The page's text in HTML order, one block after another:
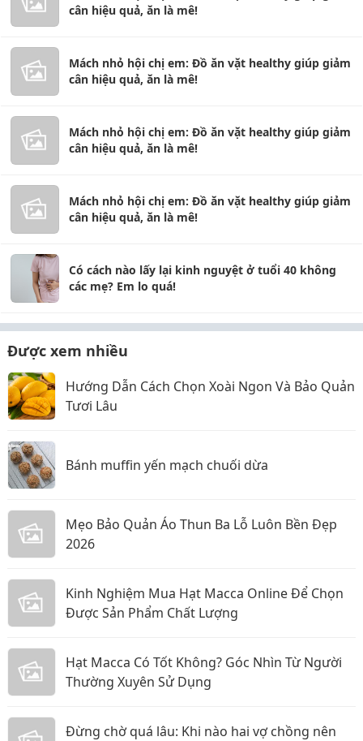
cân hiệu quả, ăn là mê!
Mách nhỏ hội chị em: Đồ ăn vặt healthy giúp giảm
cân hiệu quả, ăn là mê!
Mách nhỏ hội chị em: Đồ ăn vặt healthy giúp giảm
cân hiệu quả, ăn là mê!
Mách nhỏ hội chị em: Đồ ăn vặt healthy giúp giảm
cân hiệu quả, ăn là mê!
Có cách nào lấy lại kinh nguyệt ở tuổi 40 không
các mẹ? Em lo quá!
Được xem nhiều
Hướng Dẫn Cách Chọn Xoài Ngon Và Bảo Quản
Tươi Lâu
Bánh muffin yến mạch chuối dừa
Mẹo Bảo Quản Áo Thun Ba Lỗ Luôn Bền Đẹp
2026
Kinh Nghiệm Mua Hạt Macca Online Để Chọn
Được Sản Phẩm Chất Lượng
Hạt Macca Có Tốt Không? Góc Nhìn Từ Người
Thường Xuyên Sử Dụng
Đừng chờ quá lâu: Khi nào hai vợ chồng nên